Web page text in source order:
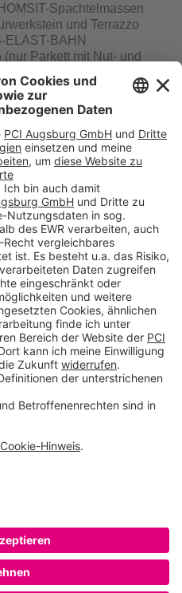
Spachtelmassen
und Terrazzo
ELAST-BAHN
Parkett mit Nut- und
auf:
GmbH